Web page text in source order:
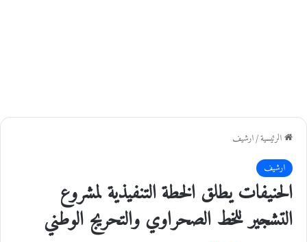
الرئيسية/ارشيف
ارشيف
الحنيفات يطلق الخطة التنفيذية لمشروع
التشجير للخط الصحراوي والتحريج الوطني